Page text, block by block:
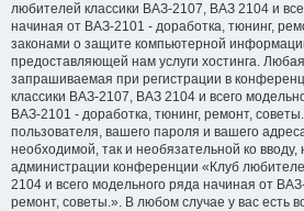
любителей классики ВАЗ-2107, ВАЗ 2104 и
начиная от ВАЗ-2101 - доработка, тюнинг,
законами о защите компьютерной
предоставляющей нам услуги хостинга.
запрашиваемая при регистрации в
классики ВАЗ-2107, ВАЗ 2104 и всего
ВАЗ-2101 - доработка, тюнинг, ремонт,
пользователя, вашего пароля и вашего
необходимой, так и необязательной ко вводу,
администрации конференции «Клуб
2104 и всего модельного ряда начиная от
ремонт, советы.». В любом случае у вас есть